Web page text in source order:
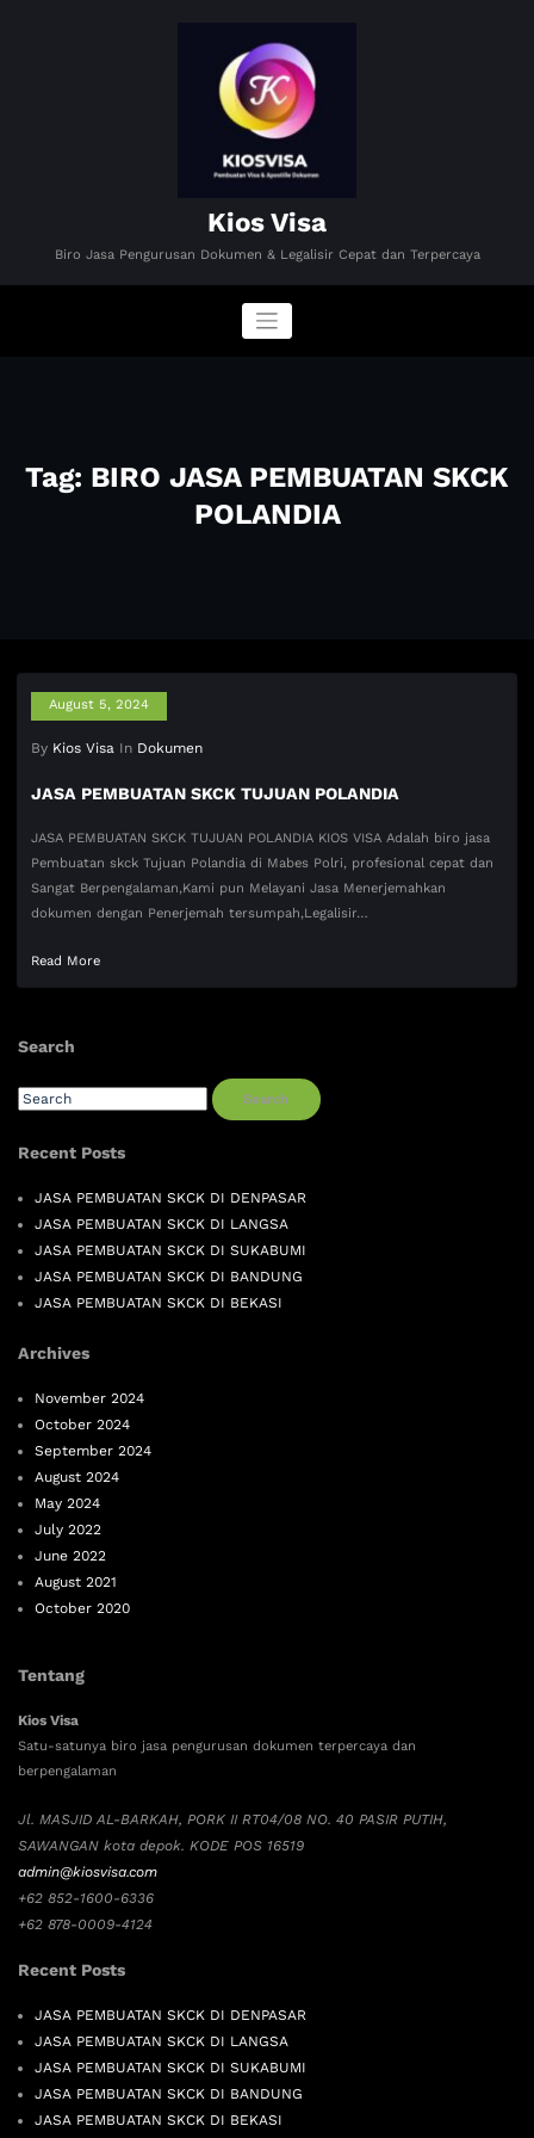
Kios Visa
Biro Jasa Pengurusan Dokumen & Legalisir Cepat dan Terpercaya
Tag: BIRO JASA PEMBUATAN SKCK
POLANDIA
August 5, 2024
By Kios Visa In Dokumen
JASA PEMBUATAN SKCK TUJUAN POLANDIA
JASA PEMBUATAN SKCK TUJUAN POLANDIA KIOS VISA Adalah biro jasa
Pembuatan skck Tujuan Polandia di Mabes Polri, profesional cepat dan
Sangat Berpengalaman,Kami pun Melayani Jasa Menerjemahkan
dokumen dengan Penerjemah tersumpah,Legalisir…
Read More
Search
Search
Recent Posts
JASA PEMBUATAN SKCK DI DENPASAR
JASA PEMBUATAN SKCK DI LANGSA
JASA PEMBUATAN SKCK DI SUKABUMI
JASA PEMBUATAN SKCK DI BANDUNG
JASA PEMBUATAN SKCK DI BEKASI
Archives
November 2024
October 2024
September 2024
August 2024
May 2024
July 2022
June 2022
August 2021
October 2020
Tentang
Kios Visa
Satu-satunya biro jasa pengurusan dokumen terpercaya dan
berpengalaman
Jl. MASJID AL-BARKAH, PORK II RT04/08 NO. 40 PASIR PUTIH,
SAWANGAN kota depok. KODE POS 16519
admin@kiosvisa.com
+62 852-1600-6336
+62 878-0009-4124
Recent Posts
JASA PEMBUATAN SKCK DI DENPASAR
JASA PEMBUATAN SKCK DI LANGSA
JASA PEMBUATAN SKCK DI SUKABUMI
JASA PEMBUATAN SKCK DI BANDUNG
JASA PEMBUATAN SKCK DI BEKASI